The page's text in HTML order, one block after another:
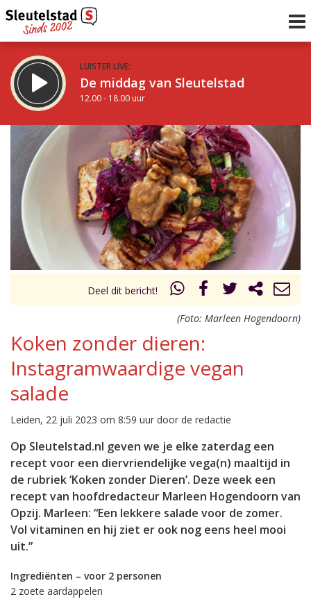
LUISTER LIVE:
De middag van Sleutelstad
12.00 - 18.00 uur
STRAKS:
De avond van Sleutelstad
18.00 - 21.00 uur
Vorig uur
uur 1 van 0 Volgend uur
Inklappen
Deel dit bericht!
(Foto: Marleen Hogendoorn)
Koken zonder dieren:
Instagramwaardige vegan
salade
Leiden, 22 juli 2023 om 8:59 uur door de redactie
Op Sleutelstad.nl geven we je elke zaterdag een
recept voor een diervriendelijke vega(n) maaltijd in
de rubriek ‘Koken zonder Dieren’. Deze week een
recept van hoofdredacteur Marleen Hogendoorn van
Opzij. Marleen: “Een lekkere salade voor de zomer.
Vol vitaminen en hij ziet er ook nog eens heel mooi
uit.”
Ingrediënten – voor 2 personen
2 zoete aardappelen